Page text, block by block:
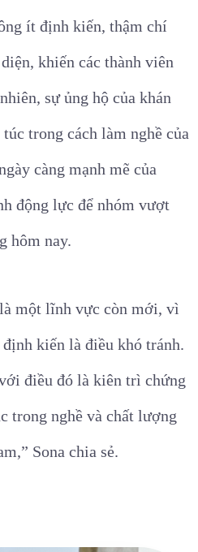
ít định kiến, thậm chí
khiến các thành viên
sự ủng hộ của khán
trong cách làm nghề của
càng mạnh mẽ của
động lực để nhóm vượt
hôm nay.
một lĩnh vực còn mới, vì
kiến là điều khó tránh.
điều đó là kiên trì chứng
trong nghề và chất lượng
Sona chia sẻ.